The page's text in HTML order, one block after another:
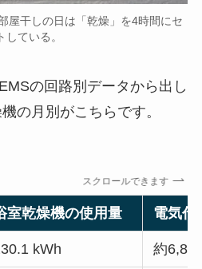
屋干しの日は「乾燥」を4時間にセ
している。
の回路別データから出し
の月別がこちらです。
スクロールできます
室乾燥機の使用量 電気代
kWh 約